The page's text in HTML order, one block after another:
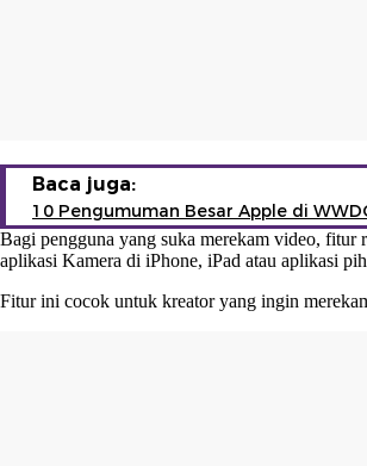
Baca juga:
10 Pengumuman Besar Apple di
Bagi pengguna yang suka merekam video, fitur
aplikasi Kamera di iPhone, iPad atau aplikasi
Fitur ini cocok untuk kreator yang ingin